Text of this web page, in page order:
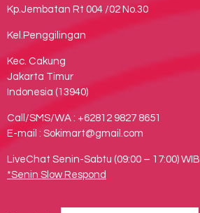
Kp.Jembatan Rt 004 /02 No.30
Kel.Penggilingan
Kec. Cakung
Jakarta Timur
Indonesia (13940)
Call/SMS/WA : +62812 9827 8651
E-mail : Sokimart@gmail.com
LiveChat Senin-Sabtu (09:00 – 17:00) WIB
*Senin Slow Respond